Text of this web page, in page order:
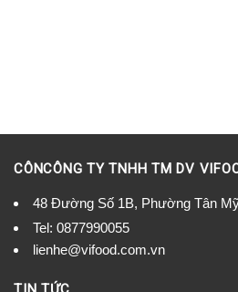
CÔNCÔNG TY TNHH TM DV
48 Đường Số 1B, Phường Tân
Tel: 0877990055
lienhe@vifood.com.vn